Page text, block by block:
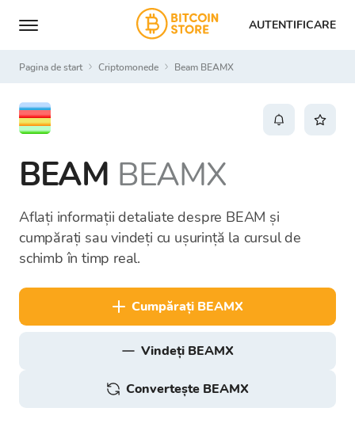
AUTENTIFICARE
Pagina de start Criptomonede Beam BEAMX
BEAM BEAMX
Aflați informații detaliate despre BEAM și
cumpărați sau vindeți cu ușurință la cursul de
schimb în timp real.
cumpărați BEAMX
vindeți BEAMX
Convertește BEAMX